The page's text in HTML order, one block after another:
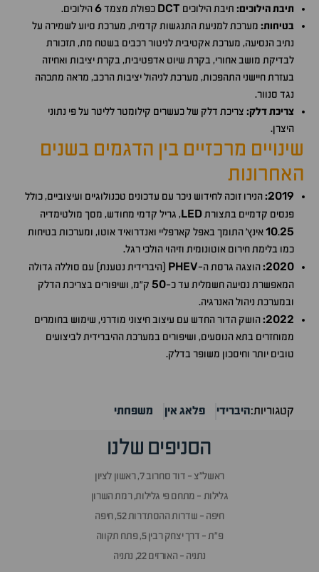
תיבת הילוכים: תיבת הילוכים DCT כפולת מצמד6הילוכים.
בטיחות: מערכת למניעת התנגשות קדמית, מערכת סיוע לשמירה על
נתיב הנסיעה, מערכת אקטיבית לניטור רכבים בשטח מת, תזכורת
לבדיקת מושב אחורי, בקרת שיוט אדפטיבית, בקרת יציבות ואחיזה
בעזרת חיישני התהפכות, מערכת לניהול יציבות הרכב, מראה מתכהה
נגד סנוור.
צריכת דלק: צריכת דלק של כעשרים קילומטר לליטר על פי נתוני
היצרן.
שינויים מרכזיים בין הדגמים בשנים
האחרונות
2019
:הנירו זוכה לחידוש ניכר עם עדכונים טכנולוגיים ועיצוביים, כולל
פנסים קדמיים בתצורתLED, גריל קדמי מחודש, מסך מולטימדיה
10.25
אינץ' התומך באפל קארפליי ואנדרואיד אוטו, ומערכות בטיחות
כמו בלימת חירום אוטונומית וזיהוי הולכי רגל.
2020
:הוצגה גרסת ה-PHEV (היברידית נטענת) עם סוללה גדולה
המאפשרת נסיעה חשמלית עד כ-50 ק"מ, ושיפורים בצריכת הדלק
ובמערכת ניהול האנרגיה.
2022
:הושק הדור החדש עם עיצוב חיצוני מודרני, שימוש בחומרים
ממוחזרים בתא הנוסעים, ושיפורים במערכת ההיברידית לביצועים
טובים יותר וחיסכון משופר בדלק.
קטגוריות:היברידי פלאג אין משפחתי
הסניפים שלנו
ראשל״צ - דוד סחרוב 7, ראשון לציון
גלילות - מתחם פי גלילות, רמת השרון
חיפה - שדרות ההסתדרות 52, חיפה
פ״ת - דרך יצחק רבין 5, פתח תקווה
נתניה - האורזים 22, נתניה